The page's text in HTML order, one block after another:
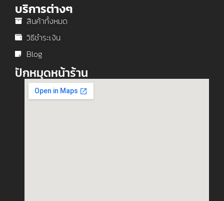
บริการต่างๆ
สินค้าทั้งหมด
วิธีชำระเงิน
Blog
ปักหมุดหน้าร้าน